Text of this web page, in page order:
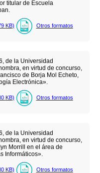
titular de Escuela
KB) Otros formatos
de la Universidad
en virtud de concurso,
de Borja Mol Echeto,
Electrónica».
KB) Otros formatos
de la Universidad
en virtud de concurso,
Morrill en el área de
Informáticos».
KB) Otros formatos